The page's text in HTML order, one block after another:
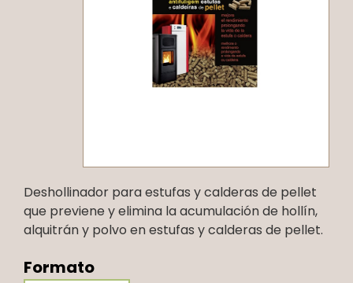
Deshollinador para estufas y calderas de pellet
que previene y elimina la acumulación de hollín,
alquitrán y polvo en estufas y calderas de pellet.
Formato